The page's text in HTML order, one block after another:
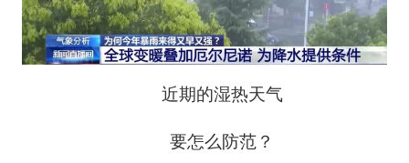
近期的湿热天气
要怎么防范？